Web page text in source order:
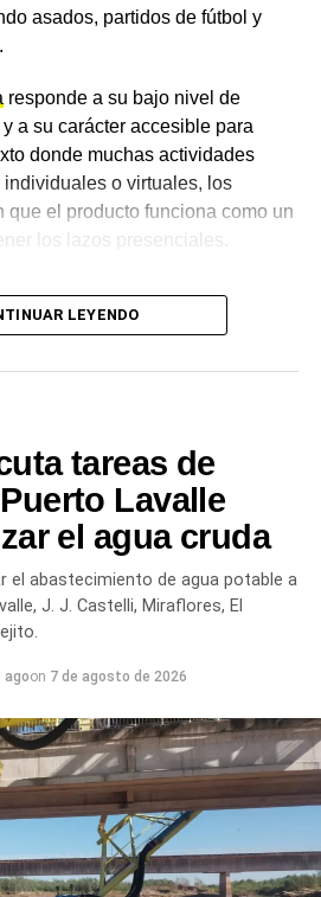
12:30 hs
y viernes
entre las calles San Martín,
y Pueyrredón, más los
asados, partidos de fútbol y
responde a su bajo nivel de
a su carácter accesible para
donde muchas actividades
o virtuales, los
que el producto funciona como un
los lazos presenciales.
las preferencias y
el perfil del consumidor
transformación visible. Si bien las
rubias sostienen el mayor
la búsqueda de nuevos
gastronómicas y
de
los
segmento sin alcohol: Las
terreno entre consumidores
hidratación o conducir sin
el ritual social.
LEYENDO
tareas de
Lavalle
el agua cruda
el abastecimiento de agua potable a
J. J. Castelli, Miraflores, El
agoon 7 de agosto de 2026